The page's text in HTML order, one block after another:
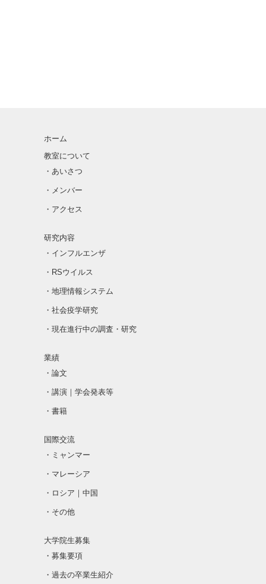
ホーム
教室について
・あいさつ
・メンバー
・アクセス
研究内容
・インフルエンザ
・RSウイルス
・地理情報システム
・社会疫学研究
・現在進行中の調査・研究
業績
・論文
・講演｜学会発表等
・書籍
国際交流
・ミャンマー
・マレーシア
・ロシア｜中国
・その他
大学院生募集
・募集要項
・過去の卒業生紹介